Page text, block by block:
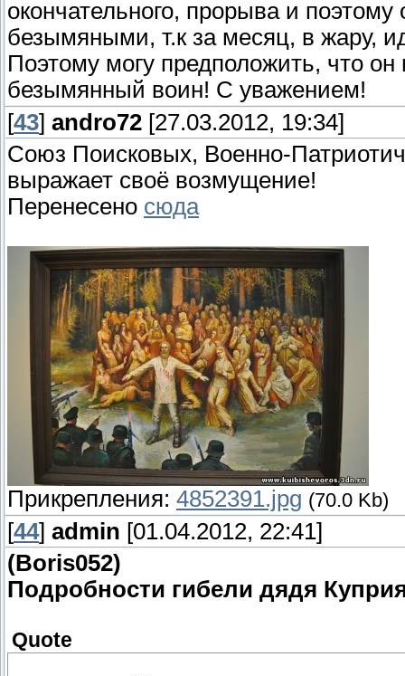
окончательного, прорыва и
безымяными, т.к за месяц, в жару,
Поэтому могу предположить, что
безымянный воин! С уважением!
[43] andro72 [27.03.2012, 19:34]
Союз Поисковых, Военно-
выражает своё возмущение!
Перенесено сюда
Прикрепления: 4852391.jpg (70.0 Kb)
[44] admin [01.04.2012, 22:41]
(Boris052)
Подробности гибели дядя
Quote